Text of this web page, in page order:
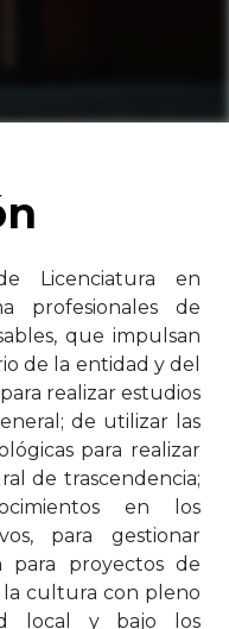
Licenciatura en
profesionales de
que impulsan
de la entidad y del
realizar estudios
de utilizar las
para realizar
de trascendencia;
en los
para gestionar
para proyectos de
cultura con pleno
local y bajo los